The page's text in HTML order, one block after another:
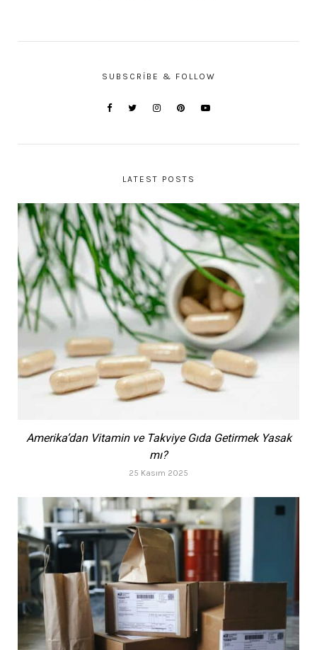
SUBSCRIBE & FOLLOW
LATEST POSTS
Amerika’dan Vitamin ve Takviye Gıda Getirmek Yasak
mı?
25 Kasım 2025